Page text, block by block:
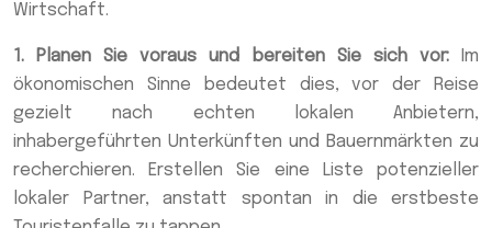
Wirtschaft.
1. Planen Sie voraus und bereiten Sie sich vor:Im
ökonomischen Sinne bedeutet dies, vor der Reise
gezielt nach echten lokalen Anbietern,
inhabergeführten Unterkünften und Bauernmärkten zu
recherchieren. Erstellen Sie eine Liste potenzieller
lokaler Partner, anstatt spontan in die erstbeste